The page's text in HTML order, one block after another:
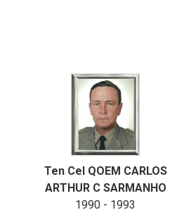
Ten Cel QOEM CARLOS
ARTHUR C SARMANHO
1990 - 1993